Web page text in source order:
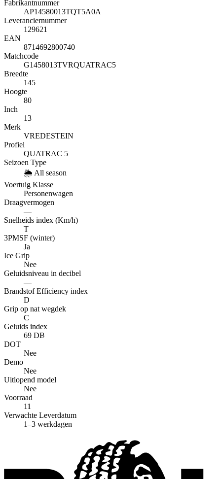
Fabrikantnummer
AP14580013TQT5A0A
Leveranciernummer
129621
EAN
8714692800740
Matchcode
G1458013TVRQUATRAC5
Breedte
145
Hoogte
80
Inch
13
Merk
VREDESTEIN
Profiel
QUATRAC 5
Seizoen Type
🌦️ All season
Voertuig Klasse
Personenwagen
Draagvermogen
—
Snelheids index (Km/h)
T
3PMSF (winter)
Ja
Ice Grip
Nee
Geluidsniveau in decibel
—
Brandstof Efficiency index
D
Grip op nat wegdek
C
Geluids index
69 DB
DOT
Nee
Demo
Nee
Uitlopend model
Nee
Voorraad
11
Verwachte Leverdatum
1–3 werkdagen